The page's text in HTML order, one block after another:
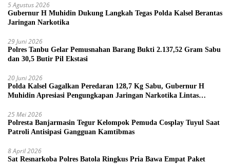
5 Agustus 2026
Gubernur H Muhidin Dukung Langkah Tegas Polda Kalsel Berantas
Jaringan Narkotika
29 Juni 2026
Polres Tanbu Gelar Pemusnahan Barang Bukti 2.137,52 Gram Sabu
dan 30,5 Butir Pil Ekstasi
20 Juni 2026
Polda Kalsel Gagalkan Peredaran 128,7 Kg Sabu, Gubernur H
Muhidin Apresiasi Pengungkapan Jaringan Narkotika Lintas
25 Mei 2026
Polresta Banjarmasin Tegur Kelompok Pemuda Cosplay Tuyul Saat
Patroli Antisipasi Gangguan Kamtibmas
8 April 2026
Sat Resnarkoba Polres Batola Ringkus Pria Bawa Empat Paket